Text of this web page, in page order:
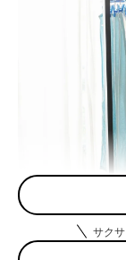
A.【風を味方につ
風を味方にした干
サク